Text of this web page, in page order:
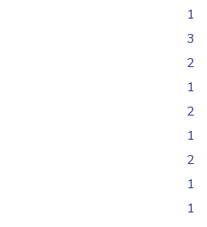
1
3
2
1
2
1
2
1
1